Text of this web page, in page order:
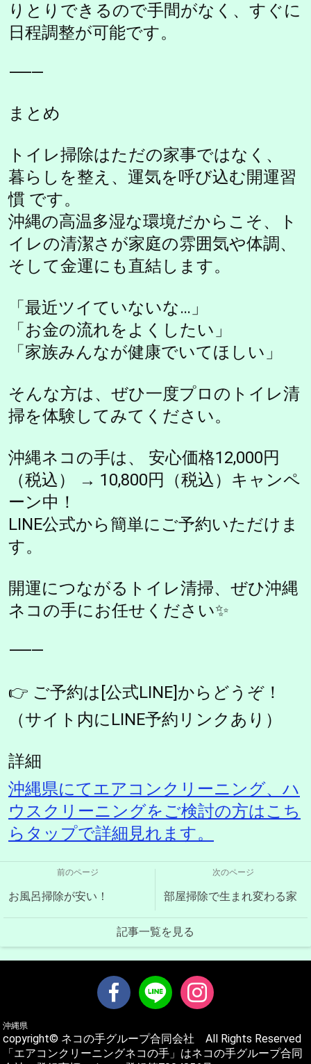
りとりできるので手間がなく、すぐに
日程調整が可能です。
⸻
まとめ
トイレ掃除はただの家事ではなく、
暮らしを整え、運気を呼び込む開運習
慣 です。
沖縄の高温多湿な環境だからこそ、ト
イレの清潔さが家庭の雰囲気や体調、
そして金運にも直結します。
「最近ツイていないな…」
「お金の流れをよくしたい」
「家族みんなが健康でいてほしい」
そんな方は、ぜひ一度プロのトイレ清
掃を体験してみてください。
沖縄ネコの手は、 安心価格12,000円
（税込） → 10,800円（税込）キャンペ
ーン中！
LINE公式から簡単にご予約いただけま
す。
開運につながるトイレ清掃、ぜひ沖縄
ネコの手にお任せください✨
⸻
👉 ご予約は[公式LINE]からどうぞ！
（サイト内にLINE予約リンクあり）
詳細
沖縄県にてエアコンクリーニング、ハ
ウスクリーニングをご検討の方はこち
らタップで詳細見れます。
前のページ
お風呂掃除が安い！
次のページ
部屋掃除で生まれ変わる家
記事一覧を見る
沖縄県
copyright© ネコの手グループ合同会社 All Rights Reserved
「エアコンクリーニングネコの手」はネコの手グループ合同